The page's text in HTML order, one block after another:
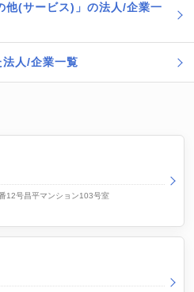
他(サービス)」の法人/企業一
法人/企業一覧
12号昌平マンション103号室